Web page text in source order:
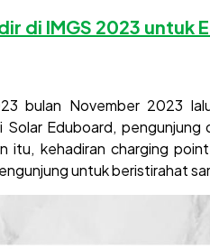
di IMGS 2023 untuk
bulan November 2023
Solar Eduboard,
itu, kehadiran charging
untuk beristirahat